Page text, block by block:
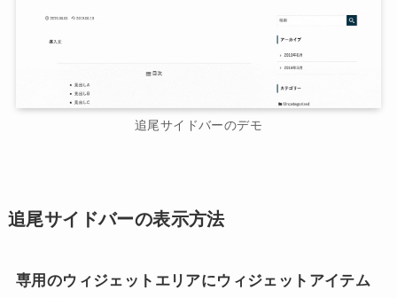
追尾サイドバーのデモ
追尾サイドバーの表示方法
専用のウィジェットエリアにウィジェットアイテム